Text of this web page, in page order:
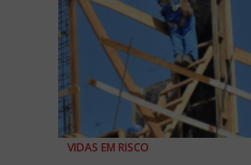
VIDAS EM RISCO